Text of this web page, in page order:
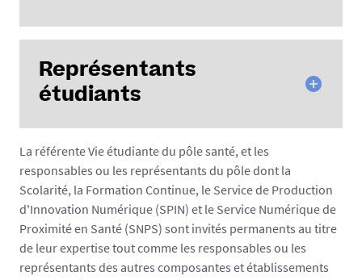
Pharmacie)
Christophe CORNU (UFR de STAPS)
Nathalie ALGLAVE (institut de formation en soins
infirmiers)
Blandine COADIC (institut régional de formation
Isabelle DERRENDINGER (école de sages-femmes)
Représentants
étudiants
Maël BULTEAU
Anaëlle DEUDE
Ethan DANTO
Lylou XEMARD
Soën NIORT
La référente Vie étudiante du pôle santé, et les
responsables ou les représentants du pôle dont la
Scolarité, la Formation Continue, le Service de Production
d'Innovation Numérique (SPIN) et le Service Numérique de
Proximité en Santé (SNPS) sont invités permanents au titre
de leur expertise tout comme les responsables ou les
représentants des autres composantes et établissements